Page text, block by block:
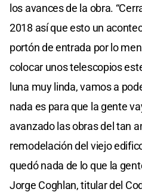
los avances de la obra.
2018 así que esto un
portón de entrada por lo
colocar unos telescopios
luna muy linda, vamos a
nada es para que la gente
avanzado las obras del tan
remodelación del viejo
quedó nada de lo que la
Jorge Coghlan, titular del